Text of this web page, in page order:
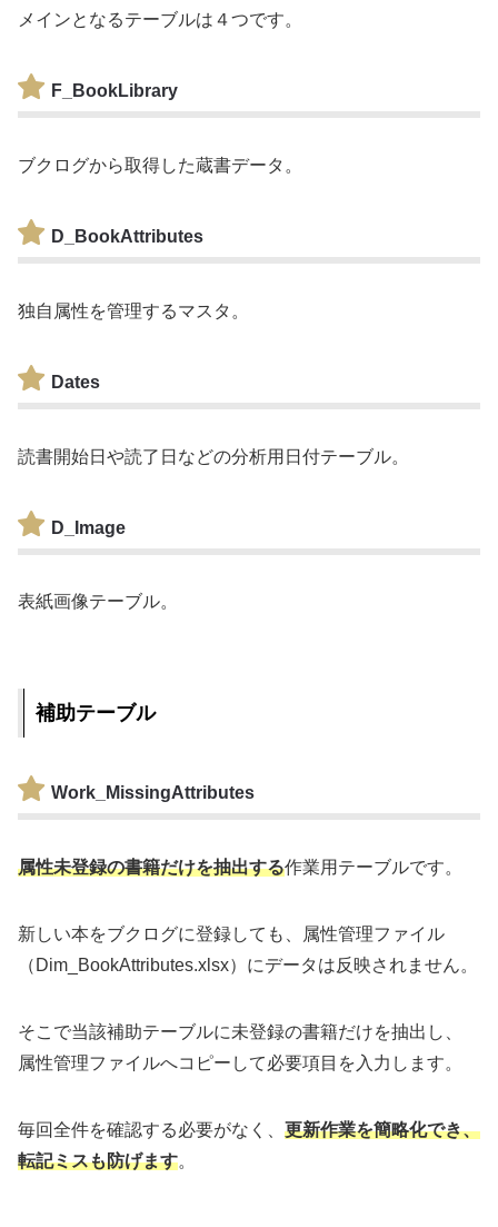
メインとなるテーブルは４つです。
F_BookLibrary
ブクログから取得した蔵書データ。
D_BookAttributes
独自属性を管理するマスタ。
Dates
読書開始日や読了日などの分析用日付テーブル。
D_Image
表紙画像テーブル。
補助テーブル
Work_MissingAttributes
属性未登録の書籍だけを抽出する作業用テーブルです。
新しい本をブクログに登録しても、属性管理ファイル
（Dim_BookAttributes.xlsx）にデータは反映されません。
そこで当該補助テーブルに未登録の書籍だけを抽出し、
属性管理ファイルへコピーして必要項目を入力します。
毎回全件を確認する必要がなく、 更新作業を簡略化でき、
転記ミスも防げます。